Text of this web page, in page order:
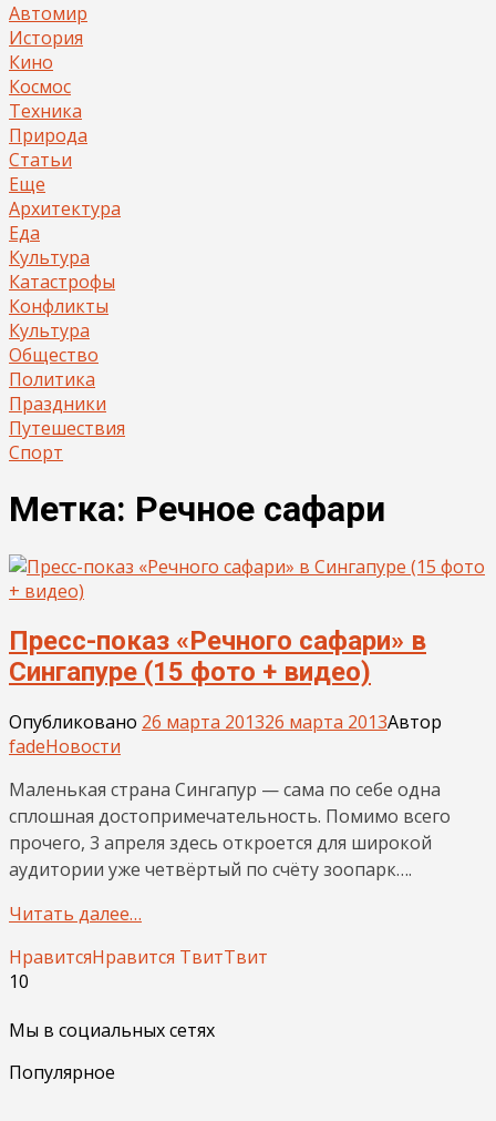
Автомир
История
Кино
Космос
Техника
Природа
Статьи
Еще
Архитектура
Еда
Культура
Катастрофы
Конфликты
Культура
Общество
Политика
Праздники
Путешествия
Спорт
Метка: Речное сафари
Пресс-показ «Речного сафари» в
Сингапуре (15 фото + видео)
Опубликовано 26 марта 201326 марта 2013Автор
fadeНовости
Маленькая страна Сингапур — сама по себе одна
сплошная достопримечательность. Помимо всего
прочего, 3 апреля здесь откроется для широкой
аудитории уже четвёртый по счёту зоопарк….
Читать далее…
НравитсяНравится ТвитТвит
10
Мы в социальных сетях
Популярное